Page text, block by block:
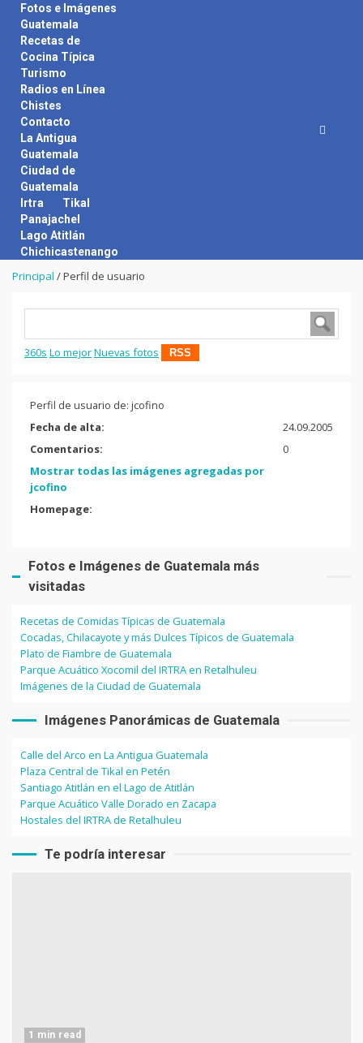
content
Fotos e Imágenes
Guatemala
Recetas de
Cocina Típica
Turismo
Radios en Línea
Chistes
Contacto
La Antigua
Guatemala
Ciudad de
Guatemala
Irtra
Tikal
Panajachel
Lago Atitlán
Chichicastenango
Principal /Perfil de usuario
360s Lo mejorNuevas fotos RSS
Perfil de usuario de: jcofino
Fecha de alta:
24.09.2005
Comentarios:
0
Mostrar todas las imágenes agregadas por
jcofino
Homepage:
Fotos e Imágenes de Guatemala más
visitadas
Recetas de Comidas Típicas de Guatemala
Cocadas, Chilacayote y más Dulces Típicos de Guatemala
Plato de Fiambre de Guatemala
Parque Acuático Xocomil del IRTRA en Retalhuleu
Imágenes de la Ciudad de Guatemala
Imágenes Panorámicas de Guatemala
Calle del Arco en La Antigua Guatemala
Plaza Central de Tikal en Petén
Santiago Atitlán en el Lago de Atitlán
Parque Acuático Valle Dorado en Zacapa
Hostales del IRTRA de Retalhuleu
Te podría interesar
1 min read